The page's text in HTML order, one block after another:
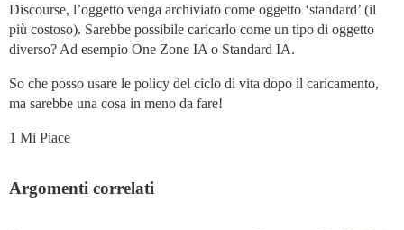
Discourse, l’oggetto venga archiviato come oggetto ‘standard’ (il
più costoso). Sarebbe possibile caricarlo come un tipo di oggetto
diverso? Ad esempio One Zone IA o Standard IA.
So che posso usare le policy del ciclo di vita dopo il caricamento,
ma sarebbe una cosa in meno da fare!
1 Mi Piace
Argomenti correlati